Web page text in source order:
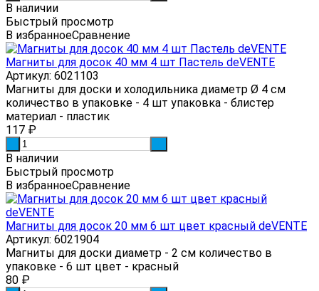
В наличии
Быстрый просмотр
В избранноеСравнение
Магниты для досок 40 мм 4 шт Пастель deVENTE
Артикул: 6021103
Магниты для доски и холодильника диаметр Ø 4 см
количество в упаковке - 4 шт упаковка - блистер
материал - пластик
117 ₽
В наличии
Быстрый просмотр
В избранноеСравнение
Магниты для досок 20 мм 6 шт цвет красный deVENTE
Артикул: 6021904
Магниты для доски диаметр - 2 см количество в
упаковке - 6 шт цвет - красный
80 ₽